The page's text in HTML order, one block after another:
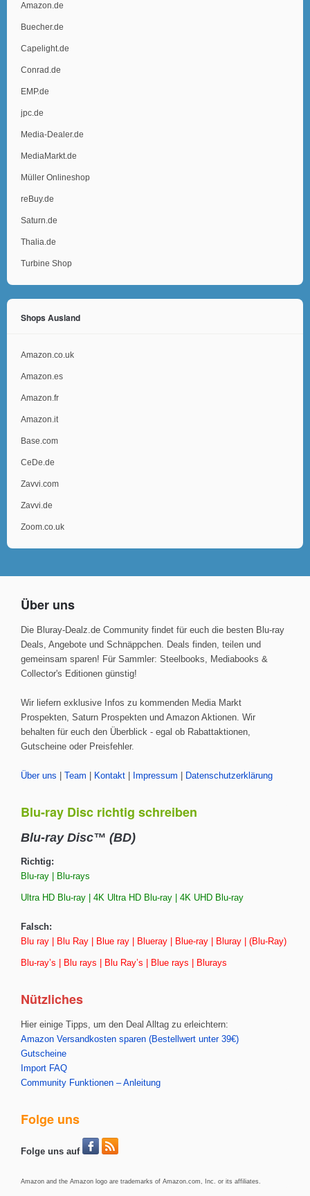
Amazon.de
Buecher.de
Capelight.de
Conrad.de
EMP.de
jpc.de
Media-Dealer.de
MediaMarkt.de
Müller Onlineshop
reBuy.de
Saturn.de
Thalia.de
Turbine Shop
Shops Ausland
Amazon.co.uk
Amazon.es
Amazon.fr
Amazon.it
Base.com
CeDe.de
Zavvi.com
Zavvi.de
Zoom.co.uk
Über uns
Die Bluray-Dealz.de Community findet für euch die besten Blu-ray
Deals, Angebote und Schnäppchen. Deals finden, teilen und
gemeinsam sparen! Für Sammler: Steelbooks, Mediabooks &
Collector's Editionen günstig!
Wir liefern exklusive Infos zu kommenden Media Markt
Prospekten, Saturn Prospekten und Amazon Aktionen. Wir
behalten für euch den Überblick - egal ob Rabattaktionen,
Gutscheine oder Preisfehler.
Über uns Team Kontakt Impressum Datenschutzerklärung
Blu-ray Disc richtig schreiben
Blu-ray Disc™ (BD)
Richtig:
Blu-ray | Blu-rays
Ultra HD Blu-ray | 4K Ultra HD Blu-ray | 4K UHD Blu-ray
Falsch:
Blu ray | Blu Ray | Blue ray | Blueray | Blue-ray | Bluray | (Blu-Ray)
Blu-ray’s | Blu rays | Blu Ray’s | Blue rays | Blurays
Nützliches
Hier einige Tipps, um den Deal Alltag zu erleichtern:
Amazon Versandkosten sparen (Bestellwert unter 39€)
Gutscheine
Import FAQ
Community Funktionen – Anleitung
Folge uns
Folge uns auf
Amazon and the Amazon logo are trademarks of Amazon.com, Inc. or its affiliates.